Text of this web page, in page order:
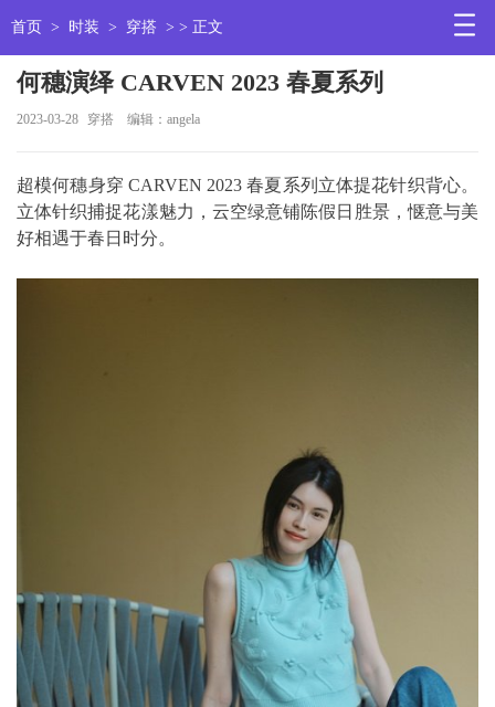
首页 > 时装 > 穿搭 > > 正文
何穗演绎 CARVEN 2023 春夏系列
2023-03-28 穿搭 编辑：angela
超模何穗身穿 CARVEN 2023 春夏系列立体提花针织背心。
立体针织捕捉花漾魅力，云空绿意铺陈假日胜景，惬意与美
好相遇于春日时分。